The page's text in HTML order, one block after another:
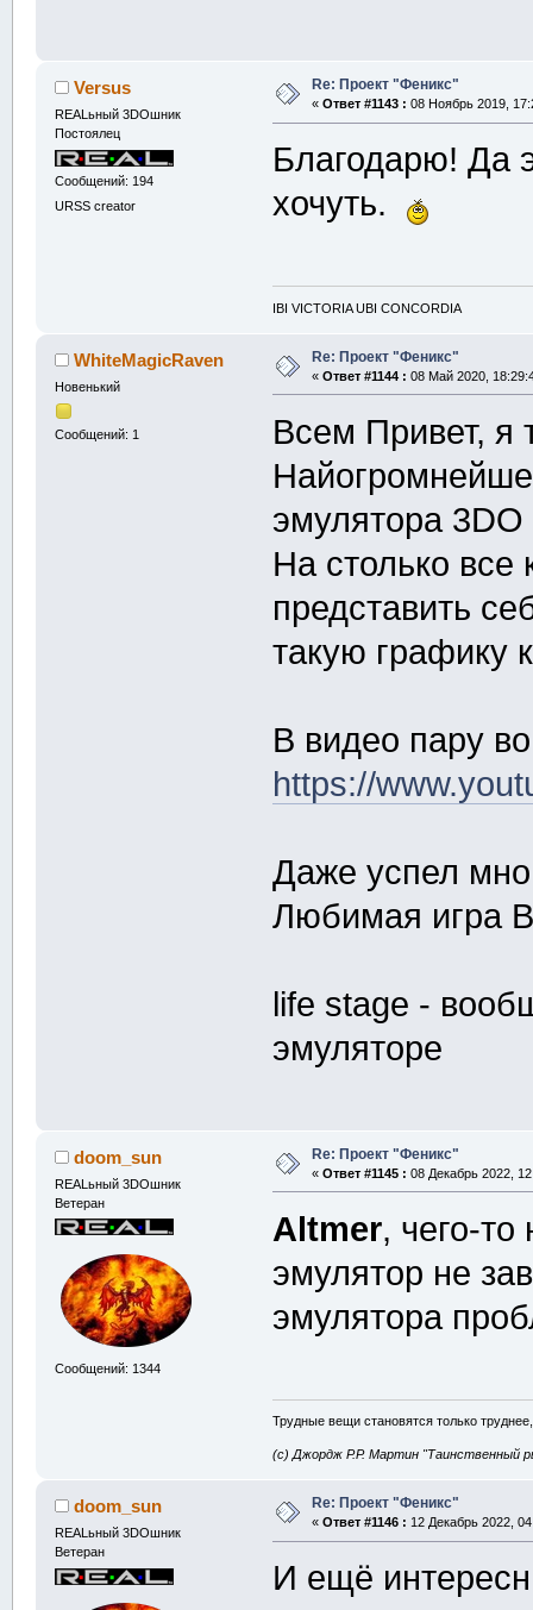
Versus
REALьный 3DOшник
Постоялец
Сообщений: 194
URSS creator
Re: Проект "Феникс"
« Ответ #1143 : 08 Ноябрь 2019,
Благодарю! Да
хочуть.
IBI VICTORIA UBI CONCORDIA
WhiteMagicRaven
Новенький
Сообщений: 1
Re: Проект "Феникс"
« Ответ #1144 : 08 Май 2020,
Всем Привет, я
эмулятора
На столько все
представить
такую графику
В видео пару
https://
Даже успел
Любимая игра
life stage -
эмуляторе
doom_sun
REALьный 3DOшник
Ветеран
Сообщений: 1344
Re: Проект "Феникс"
« Ответ #1145 : 08 Декабрь 2022,
Altmer, чего-то
эмулятор не
эмулятора
Трудные вещи становятся только
(с) Джордж Р.Р. Мартин "Таинственный
doom_sun
REALьный 3DOшник
Ветеран
Re: Проект "Феникс"
« Ответ #1146 : 12 Декабрь 2022,
И ещё